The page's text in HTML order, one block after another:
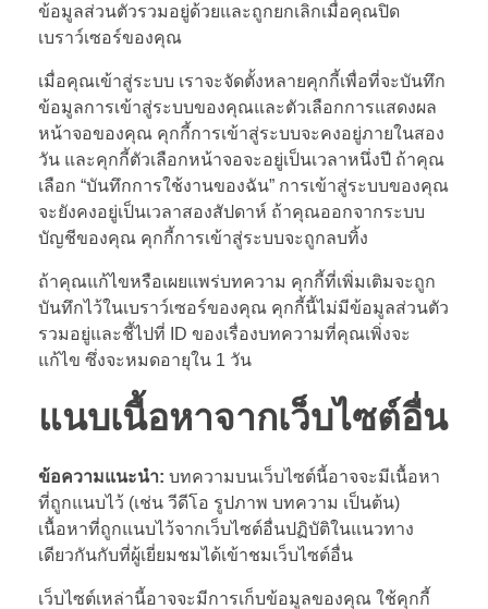
ข้อมูลส่วนตัวรวมอยู่ด้วยและถูกยกเลิกเมื่อคุณปิด
เบราว์เซอร์ของคุณ
เมื่อคุณเข้าสู่ระบบ เราจะจัดตั้งหลายคุกกี้เพื่อที่จะบันทึก
ข้อมูลการเข้าสู่ระบบของคุณและตัวเลือกการแสดงผล
หน้าจอของคุณ คุกกี้การเข้าสู่ระบบจะคงอยู่ภายในสอง
วัน และคุกกี้ตัวเลือกหน้าจอจะอยู่เป็นเวลาหนึ่งปี ถ้าคุณ
เลือก “บันทึกการใช้งานของฉัน” การเข้าสู่ระบบของคุณ
จะยังคงอยู่เป็นเวลาสองสัปดาห์ ถ้าคุณออกจากระบบ
บัญชีของคุณ คุกกี้การเข้าสู่ระบบจะถูกลบทิ้ง
ถ้าคุณแก้ไขหรือเผยแพร่บทความ คุกกี้ที่เพิ่มเติมจะถูก
บันทึกไว้ในเบราว์เซอร์ของคุณ คุกกี้นี้ไม่มีข้อมูลส่วนตัว
รวมอยู่และชี้ไปที่ ID ของเรื่องบทความที่คุณเพิ่งจะ
แก้ไข ซึ่งจะหมดอายุใน 1 วัน
แนบเนื้อหาจากเว็บไซต์อื่น
ข้อความแนะนำ: บทความบนเว็บไซต์นี้อาจจะมีเนื้อหา
ที่ถูกแนบไว้ (เช่น วีดีโอ รูปภาพ บทความ เป็นต้น)
เนื้อหาที่ถูกแนบไว้จากเว็บไซต์อื่นปฏิบัติในแนวทาง
เดียวกันกับที่ผู้เยี่ยมชมได้เข้าชมเว็บไซต์อื่น
เว็บไซต์เหล่านี้อาจจะมีการเก็บข้อมูลของคุณ ใช้คุกกี้